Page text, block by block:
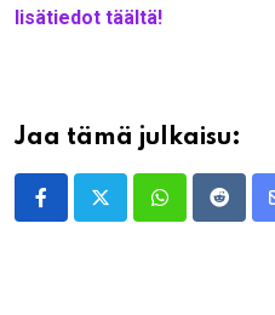
lisätiedot täältä!
Jaa tämä julkaisu:
WhatsappReddit